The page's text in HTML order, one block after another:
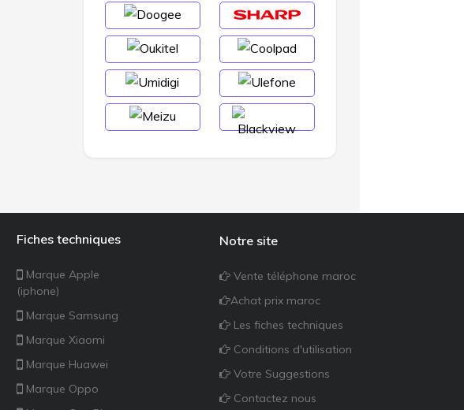
Fiches techniques
Marque Apple
(iphone)
Marque Samsung
Marque Xiaomi
Marque Huawei
Marque Oppo
Notre site
Vente téléphone maroc
Achat prix maroc
Les fiches techniques
Conditions d'utilisation
Votre Suggestions
Contactez nous